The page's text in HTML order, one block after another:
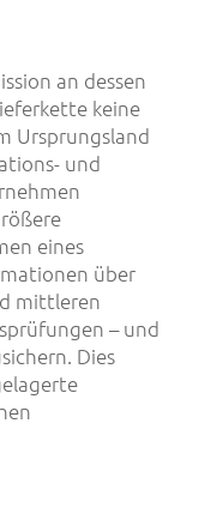
an dessen
keine
Ursprungsland
und
eines
über
mittleren
– und
Dies